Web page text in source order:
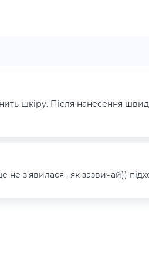
шкіру. Після нанесення
не з'явилася , як зазвичай))